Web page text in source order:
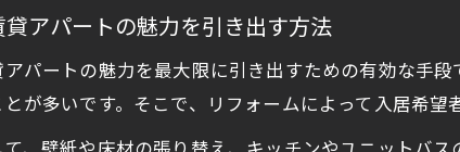
貸アパートの魅力を引き出す方法
アパートの魅力を最大限に引き出すための有効な手
が多いです。そこで、リフォームによって入居希